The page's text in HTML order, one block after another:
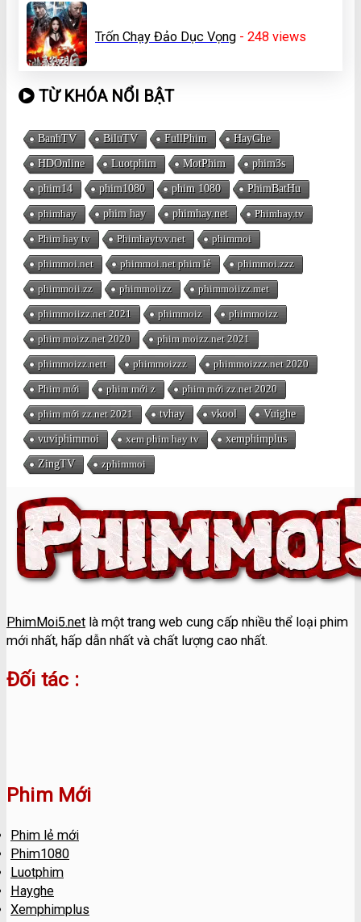
Trốn Chạy Đảo Dục Vọng - 248 views
TỪ KHÓA NỔI BẬT
BanhTV BiluTV FullPhim HayGhe
HDOnline Luotphim MotPhim phim3s
phim14 phim1080 phim 1080 PhimBatHu
phimhay phim hay phimhay.net Phimhay.tv
Phim hay tv Phimhaytvv.net phimmoi
phimmoi.net phimmoi.net phim lẻ phimmoi.zzz
phimmoii.zz phimmoiizz phimmoiizz.met
phimmoiizz.net 2021 phimmoiz phimmoizz
phim moizz.net 2020 phim moizz.net 2021
phimmoizz.nett phimmoizzz phimmoizzz.net 2020
Phim mới phim mới z phim mới zz.net 2020
phim mới zz.net 2021 tvhay vkool Vuighe
vuviphimmoi xem phim hay tv xemphimplus
ZingTV zphimmoi
PhimMoi5.net là một trang web cung cấp nhiều thể loại phim
mới nhất, hấp dẫn nhất và chất lượng cao nhất.
Đối tác :
Phim Mới
Phim lẻ mới
Phim1080
Luotphim
Hayghe
Xemphimplus